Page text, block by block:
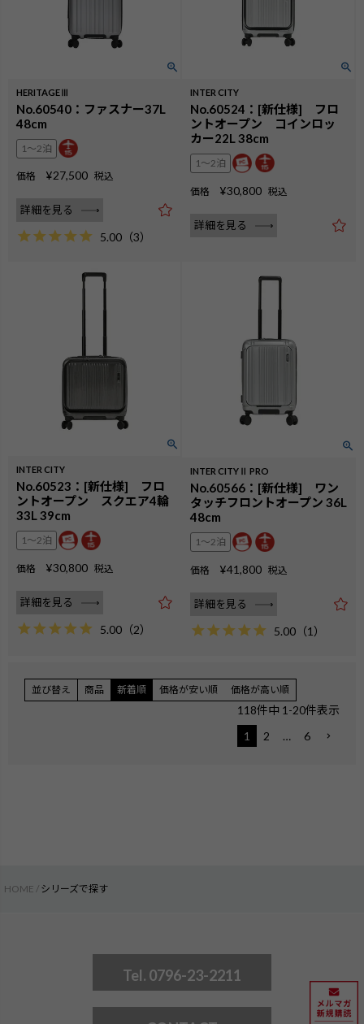
HERITAGEⅢ
No.60540：ファスナー37L
48cm
1〜2泊
価格 ¥27,500 税込
詳細を見る
5.00 （3）
INTER CITY
No.60524：[新仕様] フロ
ントオープン コインロッ
カー22L 38cm
1〜2泊
価格 ¥30,800 税込
詳細を見る
INTER CITY
No.60523：[新仕様] フロ
ントオープン スクエア4輪
33L 39cm
1〜2泊
価格 ¥30,800 税込
詳細を見る
5.00 （2）
INTER CITYⅡ PRO
No.60566：[新仕様] ワン
タッチフロントオープン 36L
48cm
1〜2泊
価格 ¥41,800 税込
詳細を見る
5.00 （1）
並び替え 商品 新着順 価格が安い順 価格が高い順
118件中 1 -20件表示
1
2 … 6
HOME シリーズで探す
Tel. 0796-23-2211